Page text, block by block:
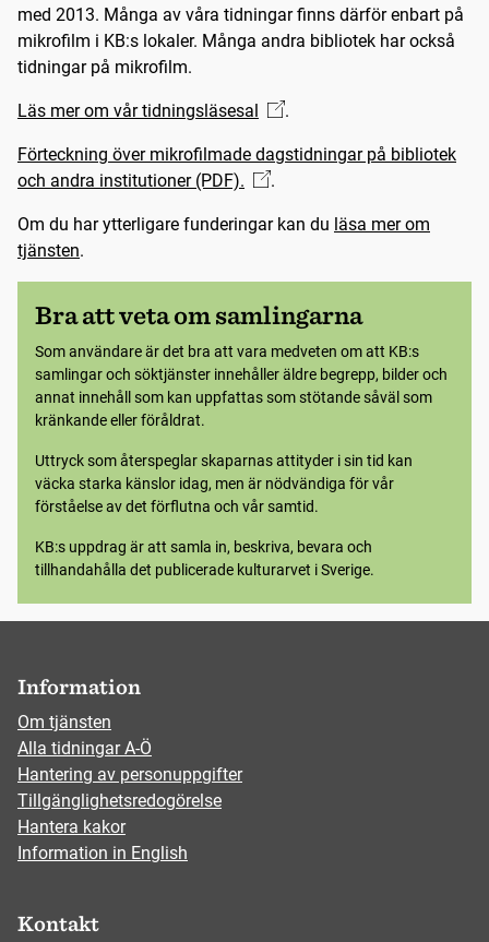
med 2013. Många av våra tidningar finns därför enbart på
mikrofilm i KB:s lokaler. Många andra bibliotek har också
tidningar på mikrofilm.
Läs mer om vår tidningsläsesal .
Förteckning över mikrofilmade dagstidningar på bibliotek
och andra institutioner (PDF).
.
Om du har ytterligare funderingar kan du läsa mer om
tjänsten.
Bra att veta om samlingarna
Som användare är det bra att vara medveten om att KB:s
samlingar och söktjänster innehåller äldre begrepp, bilder och
annat innehåll som kan uppfattas som stötande såväl som
kränkande eller föråldrat.
Uttryck som återspeglar skaparnas attityder i sin tid kan
väcka starka känslor idag, men är nödvändiga för vår
förståelse av det förflutna och vår samtid.
KB:s uppdrag är att samla in, beskriva, bevara och
tillhandahålla det publicerade kulturarvet i Sverige.
Information
Om tjänsten
Alla tidningar A-Ö
Hantering av personuppgifter
Tillgänglighetsredogörelse
Hantera kakor
Information in English
Kontakt